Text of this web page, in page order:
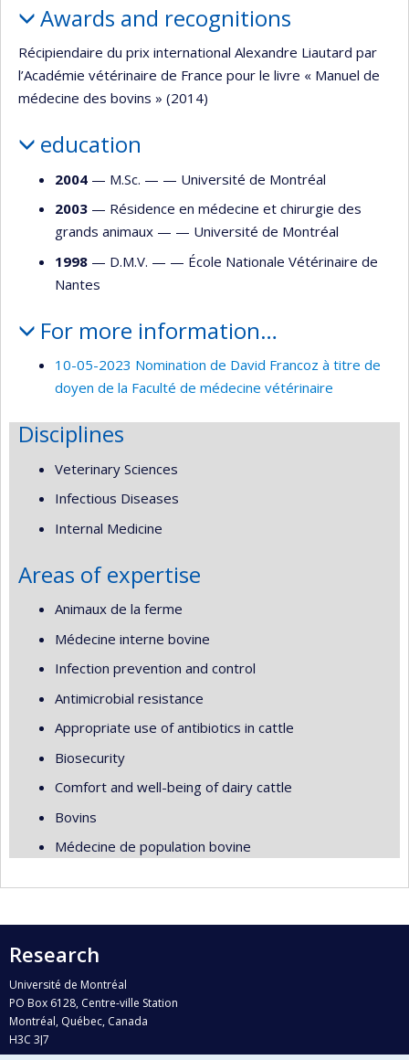
Awards and recognitions
Récipiendaire du prix international Alexandre Liautard par
l’Académie vétérinaire de France pour le livre « Manuel de
médecine des bovins » (2014)
education
2004 — M.Sc. — — Université de Montréal
2003 — Résidence en médecine et chirurgie des
grands animaux — — Université de Montréal
1998 — D.M.V. — — École Nationale Vétérinaire de
Nantes
For more information…
10-05-2023 Nomination de David Francoz à titre de
doyen de la Faculté de médecine vétérinaire
Disciplines
Veterinary Sciences
Infectious Diseases
Internal Medicine
Areas of expertise
Animaux de la ferme
Médecine interne bovine
Infection prevention and control
Antimicrobial resistance
Appropriate use of antibiotics in cattle
Biosecurity
Comfort and well-being of dairy cattle
Bovins
Médecine de population bovine
Research
Université de Montréal
PO Box 6128, Centre-ville Station
Montréal, Québec, Canada
H3C 3J7